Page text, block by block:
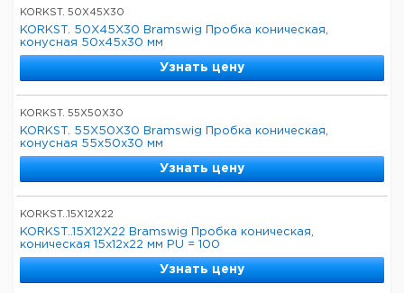
KORKST. 50X45X30
KORKST. 50X45X30 Bramswig Пробка коническая,
конусная 50x45x30 мм
Узнать цену
KORKST. 55X50X30
KORKST. 55X50X30 Bramswig Пробка коническая,
конусная 55x50x30 мм
Узнать цену
KORKST..15X12X22
KORKST..15X12X22 Bramswig Пробка коническая,
коническая 15x12x22 мм PU = 100
Узнать цену